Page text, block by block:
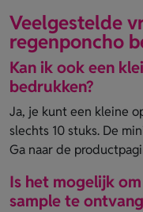
Veelgestelde
regenponcho
Kan ik ook een
bedrukken?
Ja, je kunt een kleine
slechts 10 stuks. De
Ga naar de
Is het mogelijk
sample te